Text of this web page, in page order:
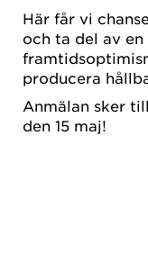
Här får vi
och ta del av
producera
Anmälan sker till
den 15 maj!